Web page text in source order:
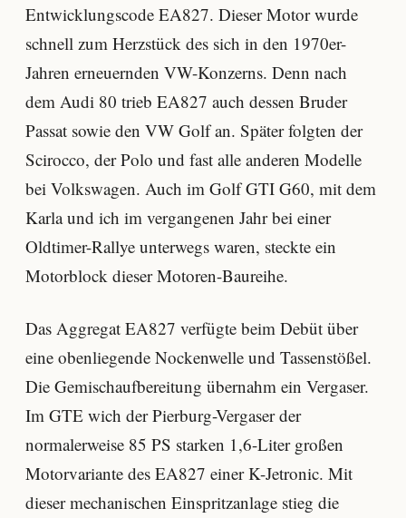
Entwicklungscode EA827. Dieser Motor wurde
schnell zum Herzstück des sich in den 1970er-
Jahren erneuernden VW-Konzerns. Denn nach
dem Audi 80 trieb EA827 auch dessen Bruder
Passat sowie den VW Golf an. Später folgten der
Scirocco, der Polo und fast alle anderen Modelle
bei Volkswagen. Auch im Golf GTI G60, mit dem
Karla und ich im vergangenen Jahr bei einer
Oldtimer-Rallye unterwegs waren, steckte ein
Motorblock dieser Motoren-Baureihe.
Das Aggregat EA827 verfügte beim Debüt über
eine obenliegende Nockenwelle und Tassenstößel.
Die Gemischaufbereitung übernahm ein Vergaser.
Im GTE wich der Pierburg-Vergaser der
normalerweise 85 PS starken 1,6-Liter großen
Motorvariante des EA827 einer K-Jetronic. Mit
dieser mechanischen Einspritzanlage stieg die